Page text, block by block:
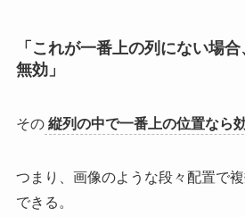
「これが一番上の列にない場
無効」
その 縦列の中で一番上の位置なら
つまり、画像のような段々配置で
できる。